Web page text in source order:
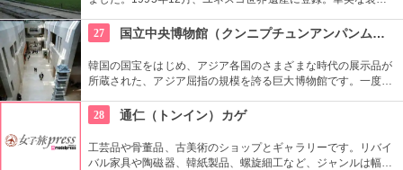
強く出ているもの。西洋でも見られない珍しいものです。
27 国立中央博物館（クンニプチュンアンパンムルグァン）
韓国の国宝をはじめ、アジア各国のさまざまな時代の展示品が
所蔵された、アジア屈指の規模を誇る巨大博物館です。一度に
すめします。周辺は庭園や植物園もあり、1日中楽しめます。
28 通仁（トンイン）カゲ
工芸品や骨董品、古美術のショップとギャラリーです。リバイ
バル家具や陶磁器、韓紙製品、螺旋細工など、ジャンルは幅広